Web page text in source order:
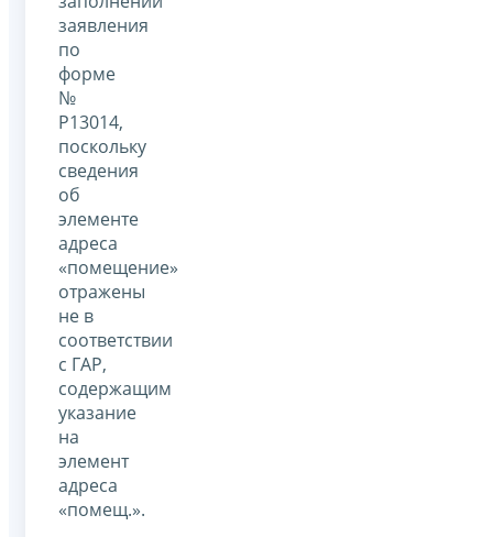
заявления
по
форме
№
Р13014,
поскольку
сведения
об
элементе
адреса
«помещение»
отражены
не в
соответствии
с ГАР,
содержащим
указание
на
элемент
адреса
«помещ.».